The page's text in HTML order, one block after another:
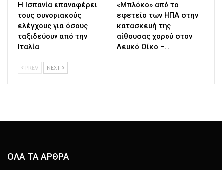
H Ισπανία επαναφέρει
τους συνοριακούς
ελέγχους για όσους
ταξιδεύουν από την
Ιταλία
«Μπλόκο» από το
εφετείο των ΗΠΑ στην
κατασκευή της
αίθουσας χορού στον
Λευκό Οίκο –…
PREV NEXT
ΟΛΑ ΤΑ ΑΡΘΡΑ